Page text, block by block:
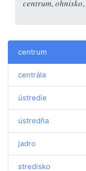
centrum, ohnisko,
centrum
centrála
ústredie
ústredňa
jadro
stredisko